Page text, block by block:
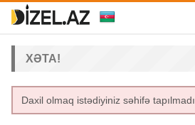
XƏTA!
Daxil olmaq istədiyiniz səhifə tapılmadı.